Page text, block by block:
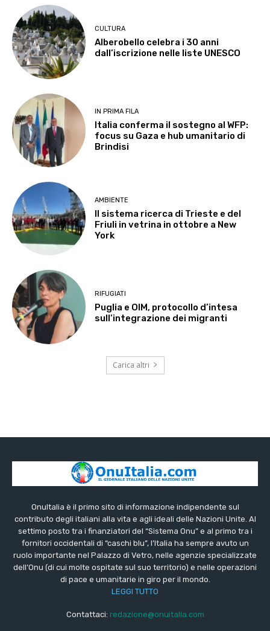
CULTURA
Alberobello celebra i 30 anni
dall’iscrizione nelle liste UNESCO
IN PRIMA FILA
Italia conferma il sostegno al WFP:
focus su Gaza e hub umanitario di
Brindisi
AMBIENTE
Il sistema ricerca di Trieste e del
Friuli in vetrina in ottobre a New
York
RIFUGIATI
Puglia e OIM, protocollo d’intesa
sull’integrazione dei migranti
Carica altri
OnuItalia è il primo sito di informazione indipendente sul
contributo degli italiani alla vita e agli ideali delle Nazioni Unite. Al
settimo posto tra i finanziatori del “Sistema Onu” e al primo tra i
fornitori occidentali di “caschi blu”, l’Italia ha sempre avuto un
ruolo importante nel Palazzo di Vetro, nelle agenzie specializzate
dell’Onu (di cui molte ospitate sul suo territorio) e nelle operazioni
di pace e umanitarie in giro per il mondo.
LEGGI TUTTO
Contattaci: redazione@onuitalia.com